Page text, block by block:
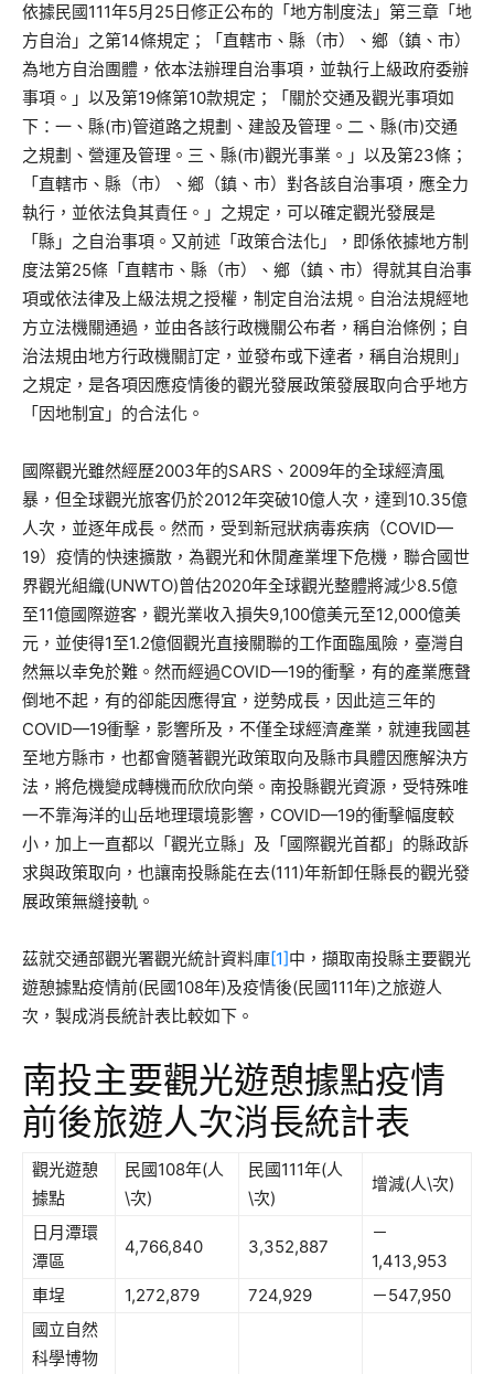
依據民國111年5月25日修正公布的「地方制度法」第三章「地
方自治」之第14條規定；「直轄市、縣（市）、鄉（鎮、市）
為地方自治團體，依本法辦理自治事項，並執行上級政府委辦
事項。」以及第19條第10款規定；「關於交通及觀光事項如
下：一、縣(市)管道路之規劃、建設及管理。二、縣(市)交通
之規劃、營運及管理。三、縣(市)觀光事業。」以及第23條；
「直轄市、縣（市）、鄉（鎮、市）對各該自治事項，應全力
執行，並依法負其責任。」之規定，可以確定觀光發展是
「縣」之自治事項。又前述「政策合法化」，即係依據地方制
度法第25條「直轄市、縣（市）、鄉（鎮、市）得就其自治事
項或依法律及上級法規之授權，制定自治法規。自治法規經地
方立法機關通過，並由各該行政機關公布者，稱自治條例；自
治法規由地方行政機關訂定，並發布或下達者，稱自治規則」
之規定，是各項因應疫情後的觀光發展政策發展取向合乎地方
「因地制宜」的合法化。
國際觀光雖然經歷2003年的SARS、2009年的全球經濟風
暴，但全球觀光旅客仍於2012年突破10億人次，達到10.35億
人次，並逐年成長。然而，受到新冠狀病毒疾病（COVID—
19）疫情的快速擴散，為觀光和休閒產業埋下危機，聯合國世
界觀光組織(UNWTO)曾估2020年全球觀光整體將減少8.5億
至11億國際遊客，觀光業收入損失9,100億美元至12,000億美
元，並使得1至1.2億個觀光直接關聯的工作面臨風險，臺灣自
然無以幸免於難。然而經過COVID—19的衝擊，有的產業應聲
倒地不起，有的卻能因應得宜，逆勢成長，因此這三年的
COVID—19衝擊，影響所及，不僅全球經濟產業，就連我國甚
至地方縣市，也都會隨著觀光政策取向及縣市具體因應解決方
法，將危機變成轉機而欣欣向榮。南投縣觀光資源，受特殊唯
一不靠海洋的山岳地理環境影響，COVID—19的衝擊幅度較
小，加上一直都以「觀光立縣」及「國際觀光首都」的縣政訴
求與政策取向，也讓南投縣能在去(111)年新卸任縣長的觀光發
展政策無縫接軌。
茲就交通部觀光署觀光統計資料庫[1]中，擷取南投縣主要觀光
遊憩據點疫情前(民國108年)及疫情後(民國111年)之旅遊人
次，製成消長統計表比較如下。
南投主要觀光遊憩據點疫情
前後旅遊人次消長統計表
觀光遊憩
據點
民國108年(人
\次)
民國111年(人
\次)
增減(人\次)
日月潭環
潭區
4,766,840 3,352,887
－
1,413,953
車埕
1,272,879 724,929
－547,950
國立自然
科學博物